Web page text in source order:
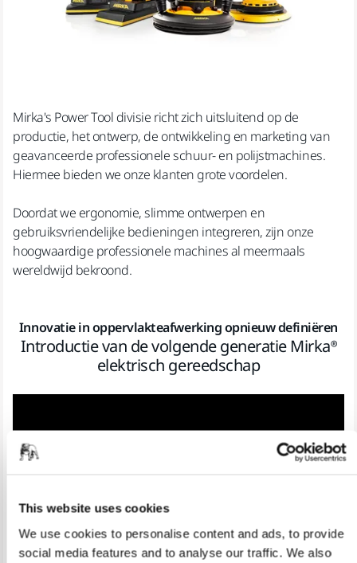
This website uses cookies
We use cookies to personalise content and ads, to provide
social media features and to analyse our traffic. We also
Mirka's Power Tool divisie richt zich uitsluitend op de
productie, het ontwerp, de ontwikkeling en marketing van
geavanceerde professionele schuur- en polijstmachines.
Hiermee bieden we onze klanten grote voordelen.
Doordat we ergonomie, slimme ontwerpen en
gebruiksvriendelijke bedieningen integreren, zijn onze
hoogwaardige professionele machines al meermaals
wereldwijd bekroond.
Innovatie in oppervlakteafwerking opnieuw definiëren
Introductie van de volgende generatie Mirka®
elektrisch gereedschap